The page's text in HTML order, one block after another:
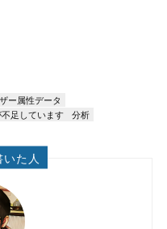
ー属性データ
足しています
分析
た人